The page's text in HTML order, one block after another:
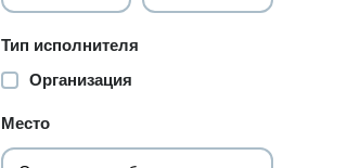
Тип исполнителя
Организация
Место